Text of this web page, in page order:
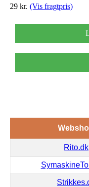
29 kr. (Vis fragtpris)
Rito.dk